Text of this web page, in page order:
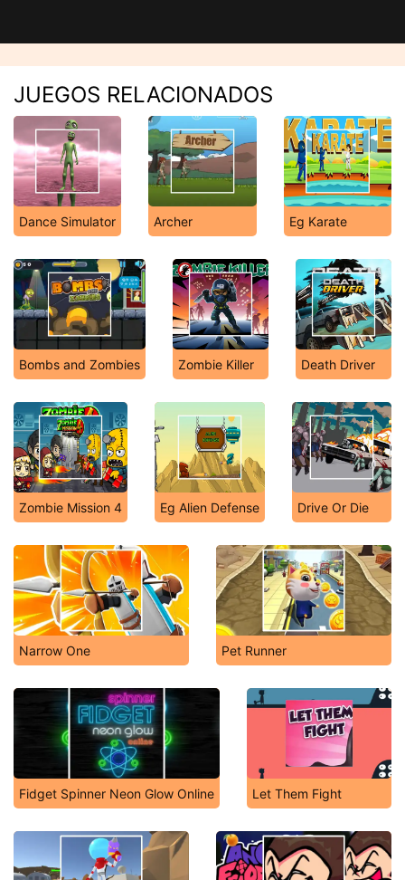
JUEGOS RELACIONADOS
Dance Simulator Archer Eg Karate
Bombs and Zombies Zombie Killer Death Driver
Zombie Mission 4 Eg Alien Defense Drive Or Die
Narrow One Pet Runner
Fidget Spinner Neon Glow Online Let Them Fight